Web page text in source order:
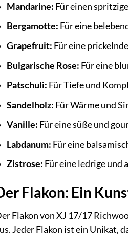
Mandarine: Für einen
Bergamotte: Für eine
Grapefruit: Für eine
Bulgarische Rose: Für eine
Patschuli: Für Tiefe und
Sandelholz: Für Wärme und
Vanille: Für eine süße und
Labdanum: Für eine
Zistrose: Für eine ledrige und
Flakon: Ein
Flakon von XJ 17/17
Jeder Flakon ist ein Unikat,